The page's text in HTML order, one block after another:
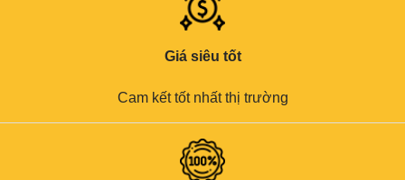
Giá siêu tốt
Cam kết tốt nhất thị trường